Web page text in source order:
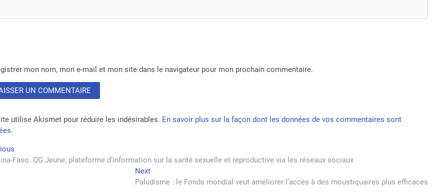
mon nom, mon e-mail et mon site dans le navigateur pour mon prochain commentaire.
utilise Akismet pour réduire les indésirables. En savoir plus sur la façon dont les données de vos commentaires sont
.
post:
Faso: QG Jeune, plateforme d’information sur la santé sexuelle et reproductive via les réseaux sociaux
NextNext
post:
Paludisme : le Fonds mondial veut améliorer l’accès à des moustiquaires plus efficaces